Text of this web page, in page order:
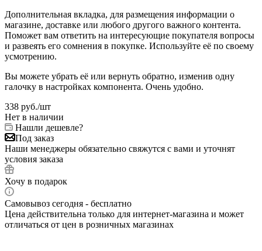
Дополнительная вкладка, для размещения информации о
магазине, доставке или любого другого важного контента.
Поможет вам ответить на интересующие покупателя вопросы
и развеять его сомнения в покупке. Используйте её по своему
усмотрению.
Вы можете убрать её или вернуть обратно, изменив одну
галочку в настройках компонента. Очень удобно.
338 руб./шт
Нет в наличии
Нашли дешевле?
Под заказ
Наши менеджеры обязательно свяжутся с вами и уточнят
условия заказа
Хочу в подарок
Самовывоз сегодня - бесплатно
Цена действительна только для интернет-магазина и может
отличаться от цен в розничных магазинах